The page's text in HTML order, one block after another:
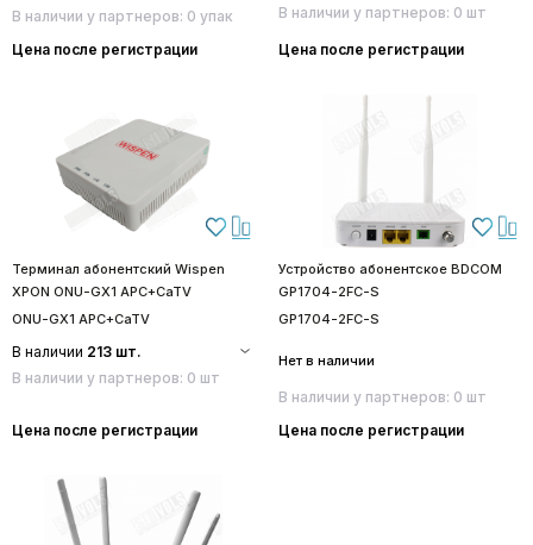
В наличии у партнеров: 0 упак
Цена после регистрации
В наличии у партнеров: 0 шт
Цена после регистрации
Терминал абонентский Wispen
XPON ONU-GX1 APC+CaTV
ONU-GX1 APC+CaTV
В наличии 213 шт.
В наличии у партнеров: 0 шт
Цена после регистрации
Устройство абонентское BDCOM
GP1704-2FC-S
GP1704-2FC-S
Нет в наличии
В наличии у партнеров: 0 шт
Цена после регистрации